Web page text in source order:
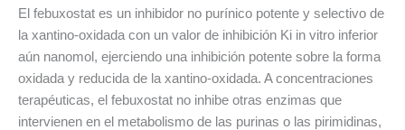
El febuxostat es un inhibidor no purínico potente y selectivo de
la xantino-oxidada con un valor de inhibición Ki in vitro inferior
aún nanomol, ejerciendo una inhibición potente sobre la forma
oxidada y reducida de la xantino-oxidada. A concentraciones
terapéuticas, el febuxostat no inhibe otras enzimas que
intervienen en el metabolismo de las purinas o las pirimidinas,